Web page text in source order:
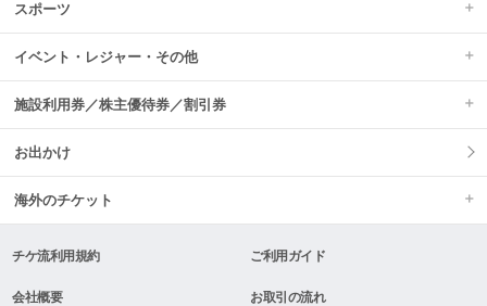
スポーツ
イベント・レジャー・その他
施設利用券／株主優待券／割引券
お出かけ
海外のチケット
チケ流利用規約 ご利用ガイド
会社概要 お取引の流れ